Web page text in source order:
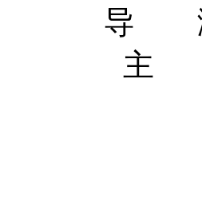
导 演
主
扎
塞
托马斯